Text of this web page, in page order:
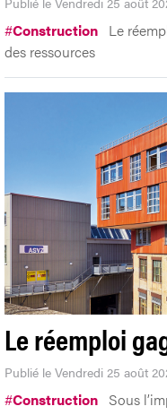
#Construction Le
des ressources
Le réemploi
Publié le Vendredi 25 août
#Construction Sous